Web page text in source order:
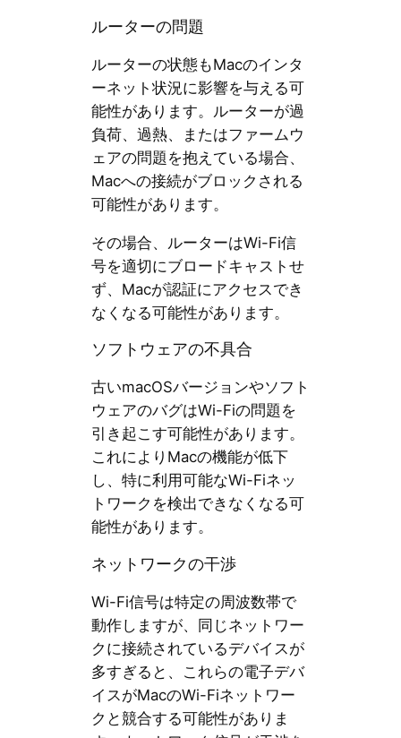
ルーターの問題
ルーターの状態もMacのインタ
ーネット状況に影響を与える可
能性があります。ルーターが過
負荷、過熱、またはファームウ
ェアの問題を抱えている場合、
Macへの接続がブロックされる
可能性があります。
その場合、ルーターはWi-Fi信
号を適切にブロードキャストせ
ず、Macが認証にアクセスでき
なくなる可能性があります。
ソフトウェアの不具合
古いmacOSバージョンやソフト
ウェアのバグはWi-Fiの問題を
引き起こす可能性があります。
これによりMacの機能が低下
し、特に利用可能なWi-Fiネッ
トワークを検出できなくなる可
能性があります。
ネットワークの干渉
Wi-Fi信号は特定の周波数帯で
動作しますが、同じネットワー
クに接続されているデバイスが
多すぎると、これらの電子デバ
イスがMacのWi-Fiネットワー
クと競合する可能性がありま